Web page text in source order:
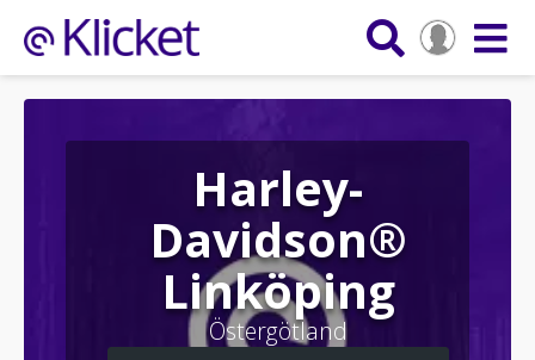
Harley-
Davidson®
Linköping
Östergötland